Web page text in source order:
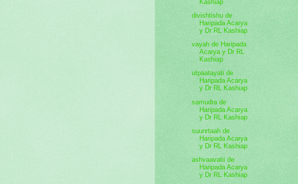
Kashiap
divishtishu de
Haripada Acarya
y Dr RL Kashiap
vayah de Haripada
Acarya y Dr RL
Kashiap
utpaatayati de
Haripada Acarya
y Dr RL Kashiap
samudra de
Haripada Acarya
y Dr RL Kashiap
suunrtaah de
Haripada Acarya
y Dr RL Kashiap
ashvaavatii de
Haripada Acarya
y Dr RL Kashiap